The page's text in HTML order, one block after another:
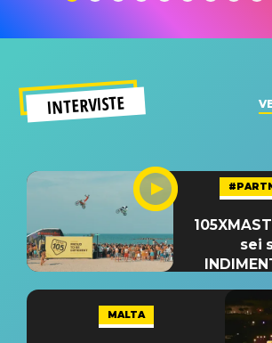
INTERVISTE
sei
MALTA